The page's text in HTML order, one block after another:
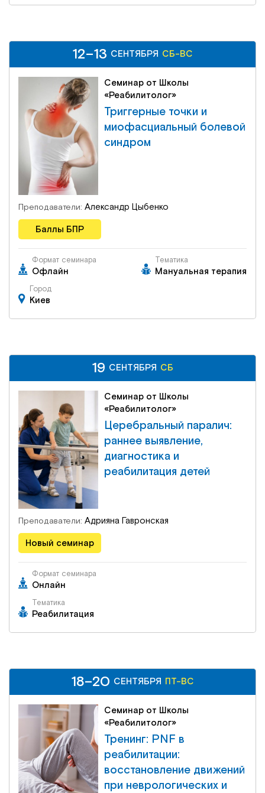
Семинар от Школы
«Реабилитолог»
Триггерные точки и
миофасциальный болевой
синдром
Преподаватели: Александр Цыбенко
Баллы БПР
Формат семинара
Офлайн
Тематика
Мануальная терапия
Город
Киев
СБ-ВС 12–13 СЕНТЯБРЯ
12–13 СЕНТЯБРЯ СБ-ВС
Семинар от Школы
«Реабилитолог»
Церебральный паралич:
раннее выявление,
диагностика и
реабилитация детей
Преподаватели: Адрияна Гавронская
Новый семинар
Формат семинара
Онлайн
Тематика
Реабилитация
СБ 19 СЕНТЯБРЯ
19 СЕНТЯБРЯ СБ
Семинар от Школы
«Реабилитолог»
Тренинг: PNF в
реабилитации:
восстановление движений
при неврологических и
ПТ-ВС 18–20 СЕНТЯБРЯ
18–20 СЕНТЯБРЯ ПТ-ВС